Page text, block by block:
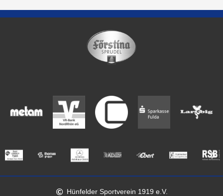
Hünfelder Sportverein 1919 e.V.